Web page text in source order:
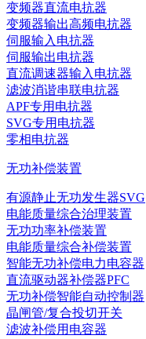
变频器直流电抗器
变频器输出高频电抗器
伺服输入电抗器
伺服输出电抗器
直流调速器输入电抗器
滤波消谐串联电抗器
APF专用电抗器
SVG专用电抗器
零相电抗器
无功补偿装置
有源静止无功发生器SVG
电能质量综合治理装置
无功功率补偿装置
电能质量综合补偿装置
智能无功补偿电力电容器
直流驱动器补偿器PFC
无功补偿智能自动控制器
晶闸管/复合投切开关
滤波补偿用电容器